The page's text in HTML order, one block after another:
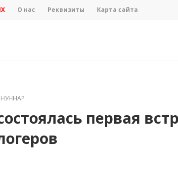
О нас Реквизиты Карта сайта
первая